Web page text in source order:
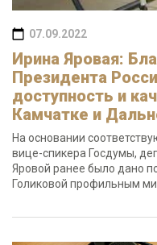
07.09.2022
Ирина Яровая:
Президента
доступность и
Камчатке и
На основании
вице-спикера Госдумы,
Яровой ранее было дано
Голиковой профильным